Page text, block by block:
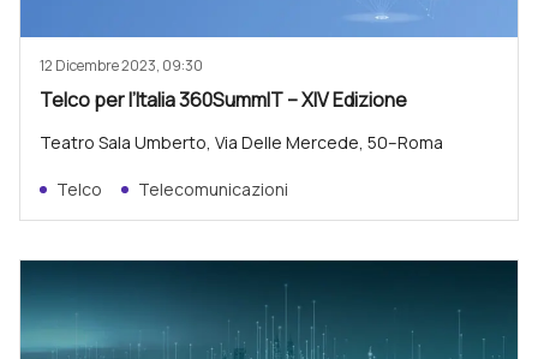
12 Dicembre 2023, 09:30
Telco per l’Italia 360SummIT – XIV Edizione
Teatro Sala Umberto, Via Delle Mercede, 50–Roma
Telco Telecomunicazioni